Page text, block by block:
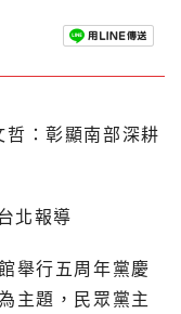
北報導
舉行五周年黨慶
主題，民眾黨主